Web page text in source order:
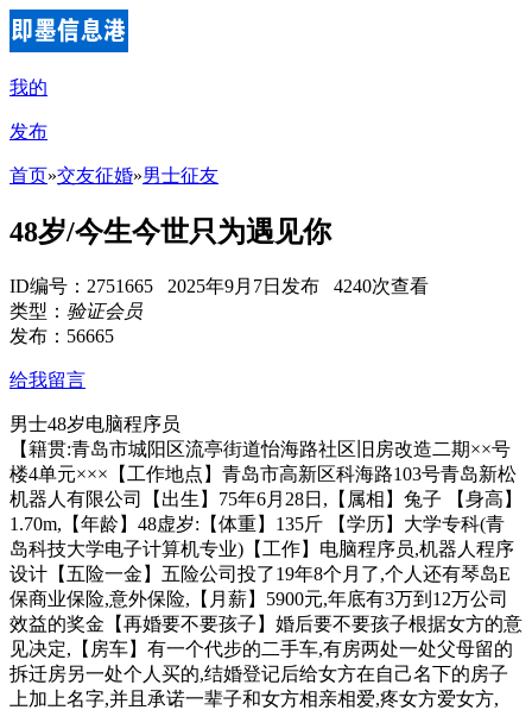
我的
发布
首页»交友征婚»男士征友
48岁/今生今世只为遇见你
ID编号：2751665 2025年9月7日发布 4240次查看
类型： 验证会员
发布：56665
给我留言
男士48岁电脑程序员
【籍贯:青岛市城阳区流亭街道怡海路社区旧房改造二期××号
楼4单元×××【工作地点】青岛市高新区科海路103号青岛新松
机器人有限公司【出生】75年6月28日,【属相】兔子 【身高】
1.70m,【年龄】48虚岁:【体重】135斤 【学历】大学专科(青
岛科技大学电子计算机专业)【工作】电脑程序员,机器人程序
设计【五险一金】五险公司投了19年8个月了,个人还有琴岛E
保商业保险,意外保险,【月薪】5900元,年底有3万到12万公司
效益的奖金【再婚要不要孩子】婚后要不要孩子根据女方的意
见决定,【房车】有一个代步的二手车,有房两处一处父母留的
拆迁房另一处个人买的,结婚登记后给女方在自己名下的房子
上加上名字,并且承诺一辈子和女方相亲相爱,疼女方爱女方,